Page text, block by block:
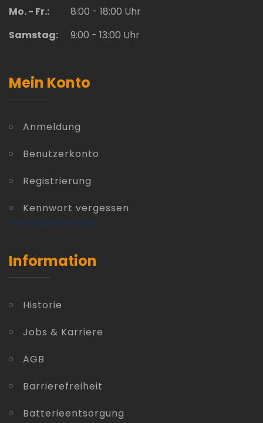
Mo. - Fr.:
8:00 - 18:00 Uhr
Samstag:
9:00 - 13:00 Uhr
Mein Konto
Anmeldung
Benutzerkonto
Registrierung
Kennwort vergessen
Vertrag widerrufen
Information
Historie
Jobs & Karriere
AGB
Barrierefreiheit
Batterieentsorgung